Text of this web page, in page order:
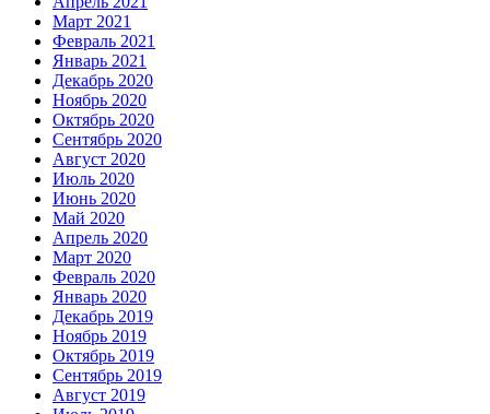
Март 2021
Февраль 2021
Январь 2021
Декабрь 2020
Ноябрь 2020
Октябрь 2020
Сентябрь 2020
Август 2020
Июль 2020
Июнь 2020
Май 2020
Апрель 2020
Март 2020
Февраль 2020
Январь 2020
Декабрь 2019
Ноябрь 2019
Октябрь 2019
Сентябрь 2019
Август 2019